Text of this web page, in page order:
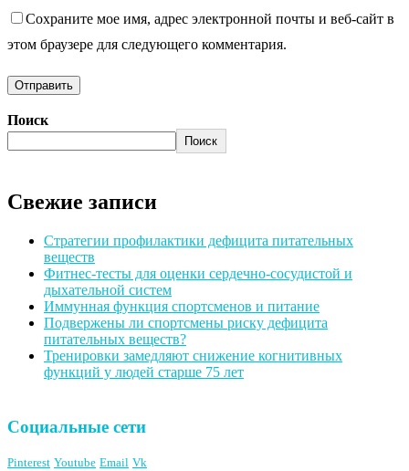
Сохраните мое имя, адрес электронной почты и веб-сайт в
этом браузере для следующего комментария.
Поиск
Поиск
Свежие записи
Стратегии профилактики дефицита питательных
веществ
Фитнес-тесты для оценки сердечно-сосудистой и
дыхательной систем
Иммунная функция спортсменов и питание
Подвержены ли спортсмены риску дефицита
питательных веществ?
Тренировки замедляют снижение когнитивных
функций у людей старше 75 лет
Социальные сети
Pinterest Youtube Email Vk